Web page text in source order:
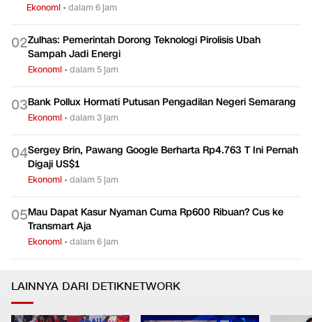
Ekonomi •dalam 6 jam
02Zulhas: Pemerintah Dorong Teknologi Pirolisis Ubah
Sampah Jadi Energi
Ekonomi •dalam 5 jam
03Bank Pollux Hormati Putusan Pengadilan Negeri Semarang
Ekonomi •dalam 3 jam
04Sergey Brin, Pawang Google Berharta Rp4.763 T Ini Pernah
Digaji US$1
Ekonomi •dalam 5 jam
05Mau Dapat Kasur Nyaman Cuma Rp600 Ribuan? Cus ke
Transmart Aja
Ekonomi •dalam 6 jam
LAINNYA DARI DETIKNETWORK